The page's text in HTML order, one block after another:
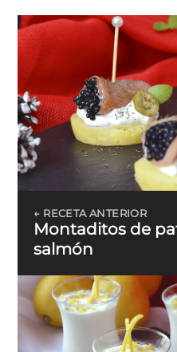
← RECETA ANTERIOR
Montaditos de
salmón